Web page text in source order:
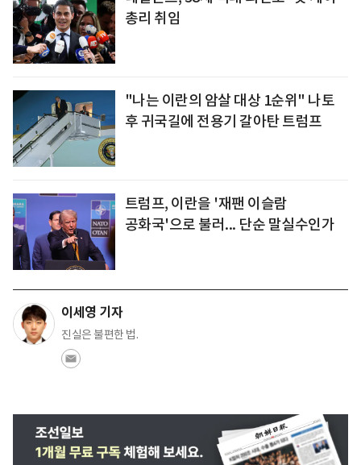
총리 취임
"나는 이란의 암살 대상 1순위" 나토
후 귀국길에 전용기 갈아탄 트럼프
트럼프, 이란을 '재팬 이슬람
공화국'으로 불러... 단순 말실수인가
이세영 기자
진실은 불편한 법.